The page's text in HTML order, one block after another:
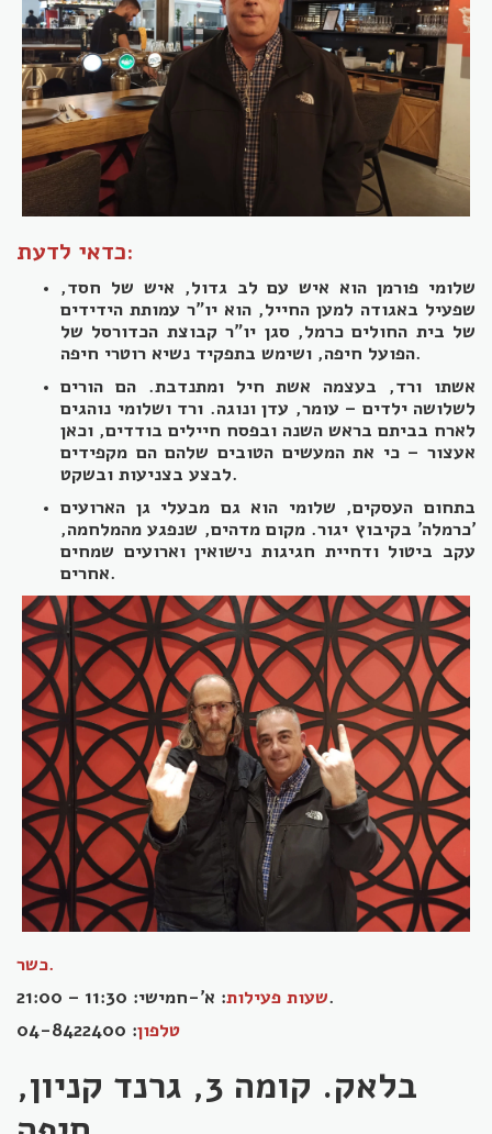
כדאי לדעת:
שלומי פורמן הוא איש עם לב גדול, איש של חסד,
שפעיל באגודה למען החייל, הוא יו"ר עמותת הידידים
של בית החולים כרמל, סגן יו"ר קבוצת הכדורסל של
הפועל חיפה, ושימש בתפקיד נשיא רוטרי חיפה
.
אשתו ורד, בעצמה אשת חיל ומתנדבת. הם הורים
לשלושה ילדים – עומר, עדן ונוגה. ורד ושלומי נוהגים
לארח בביתם בראש השנה ובפסח חיילים בודדים, וכאן
אעצור – כי את המעשים הטובים שלהם הם מקפידים
לבצע בצניעות ובשקט.
בתחום העסקים, שלומי הוא גם מבעלי גן הארועים
'כרמלה' בקיבוץ יגור. מקום מדהים, שנפגע מהמלחמה,
עקב ביטול ודחיית חגיגות נישואין וארועים שמחים
אחרים.
כשר.
שעות פעילות: א'-חמישי: 11:30 – 21:00.
טלפון: 04-8422400
בלאק. קומה 3, גרנד קניון,